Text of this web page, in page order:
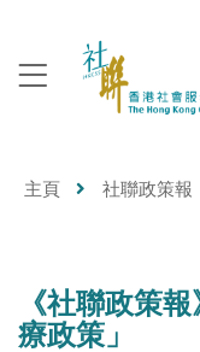
主頁 社聯政策報
《社聯政策
療政策」